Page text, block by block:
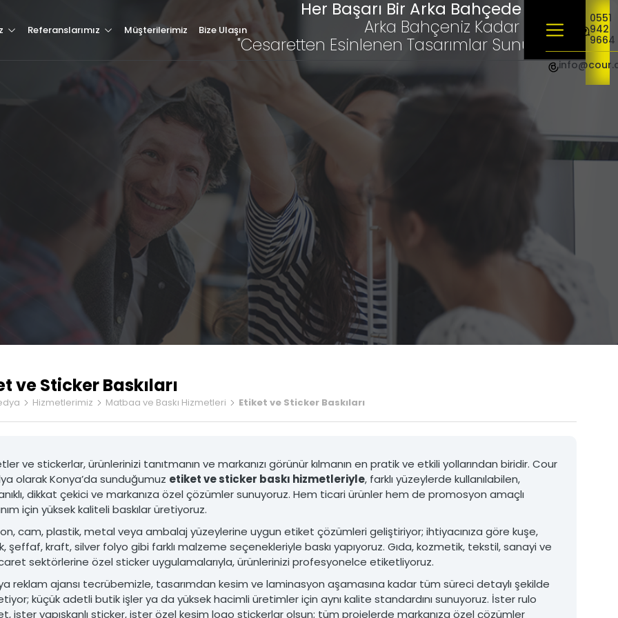
0551
942
9664
Referanslarımız Müşterilerimiz Bize Ulaşın
ve Yazılım
Sitesi Tasarımı ve Yazılım
Web Sitesi Tasarımı ve Yazılım
ve Hosting Hizmetleri
Paneli Entegrasyonu
Kodlama
Hizmetleri
VE YAZıLıM
Prodüksiyon Hizmetleri
• Ürün Fotoğrafçılığı
• Tanıtım Filmi Üretimi
• Fuar ve Etkinlik Çekimleri
• Drone ile Hava Çekimleri
• Stüdyo Çekimleri
• Kurgu ve Montaj Hizmetleri
PRODüKSIYON HIZMETLERI
Matbaa ve Baskı Hizmetleri
• Katalog Baskıları
• Kutu ve Ambalaj Baskıları
• Promosyon Ürün Baskıları
• Kartvizit ve Evrak Baskıları
• Etiket ve Sticker Baskıları
MATBAA VE BASKı HIZMETLERI
Ekonomik Web Sitesi
Ürün Fotoğrafçılığı 3D Ürün Görselleştirme ve Animasyon
Stand Tasarımı
Her Başarı Bir Arka Bahçede Başlar
Arka Bahçeniz Kadar Yakınız,
"Cesaretten Esinlenen Tasarımlar Sunuyoruz"
ve Sticker Baskıları
Hizmetlerimiz Matbaa ve Baskı Hizmetleri Etiket ve Sticker Baskıları
ve stickerlar, ürünlerinizi tanıtmanın ve markanızı görünür kılmanın en pratik ve etkili yollarından biridir. Cour
olarak Konya’da sunduğumuz etiket ve sticker baskı hizmetleriyle, farklı yüzeylerde kullanılabilen,
dikkat çekici ve markanıza özel çözümler sunuyoruz. Hem ticari ürünler hem de promosyon amaçlı
için yüksek kaliteli baskılar üretiyoruz.
cam, plastik, metal veya ambalaj yüzeylerine uygun etiket çözümleri geliştiriyor; ihtiyacınıza göre kuşe,
şeffaf, kraft, silver folyo gibi farklı malzeme seçenekleriyle baskı yapıyoruz. Gıda, kozmetik, tekstil, sanayi ve
sektörlerine özel sticker uygulamalarıyla, ürünlerinizi profesyonelce etiketliyoruz.
reklam ajansı tecrübemizle, tasarımdan kesim ve laminasyon aşamasına kadar tüm süreci detaylı şekilde
küçük adetli butik işler ya da yüksek hacimli üretimler için aynı kalite standardını sunuyoruz. İster rulo
ister yapışkanlı sticker, ister özel kesim logo stickerlar olsun; tüm projelerde markanıza özel çözümler